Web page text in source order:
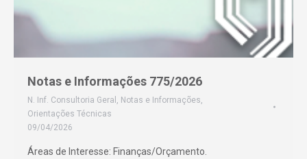
Notas e Informações 775/2026
N. Inf. Consultoria Geral , Notas e Informações,
Orientações Técnicas
09/04/2026
Áreas de Interesse: Finanças/Orçamento.